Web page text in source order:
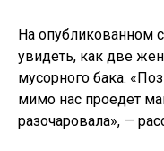
На опубликованном
увидеть, как две
мусорного бака.
мимо нас проедет
разочаровала», —